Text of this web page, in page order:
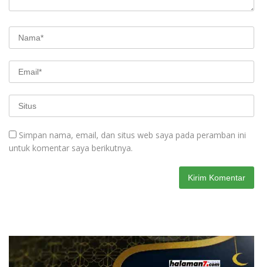
Simpan nama, email, dan situs web saya pada peramban ini
untuk komentar saya berikutnya.